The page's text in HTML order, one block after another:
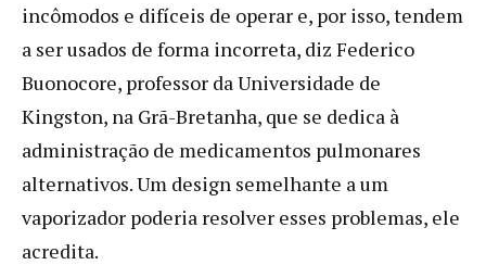
incômodos e difíceis de operar e, por isso, tendem
a ser usados de forma incorreta, diz Federico
Buonocore, professor da Universidade de
Kingston, na Grã-Bretanha, que se dedica à
administração de medicamentos pulmonares
alternativos. Um design semelhante a um
vaporizador poderia resolver esses problemas, ele
acredita.